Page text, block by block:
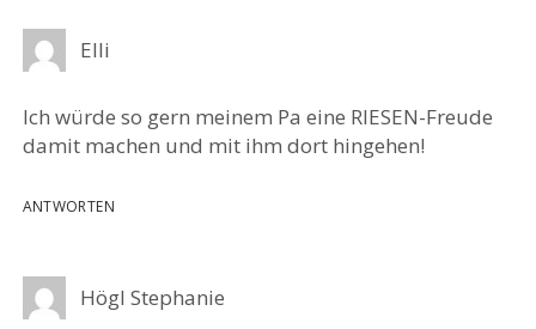
Elli
Ich würde so gern meinem Pa eine RIESEN-Freude
damit machen und mit ihm dort hingehen!
ANTWORTEN
Högl Stephanie